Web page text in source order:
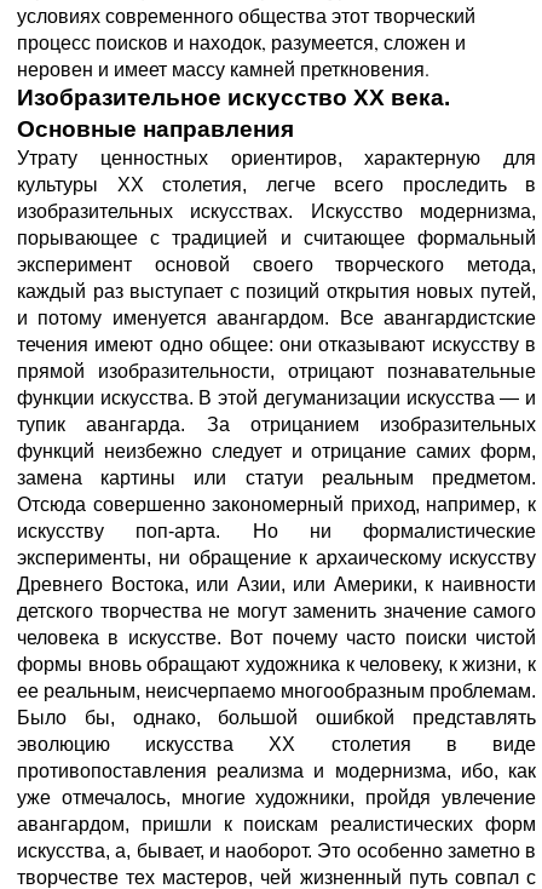
условиях современного общества этот творческий
процесс поисков и находок, разумеется, сложен и
неровен и имеет массу камней преткновения.
Изобразительное искусство XX века.
Основные направления
Утрату ценностных ориентиров, характерную для
культуры
XX
столетия, легче всего проследить в
изобразительных искусствах. Искусство модернизма,
порывающее с традицией и считающее формальный
эксперимент основой своего творческого метода,
каждый раз выступает с позиций открытия новых путей,
и потому именуется авангардом. Все авангардистские
течения имеют одно общее: они отказывают искусству в
прямой изобразительности, отрицают познавательные
функции искусства. В этой дегуманизации искусства — и
тупик авангарда. За отрицанием изобразительных
функций неизбежно следует и отрицание самих форм,
замена картины или статуи реальным предметом.
Отсюда совершенно закономерный приход, например, к
искусству поп-арта. Но ни формалистические
эксперименты, ни обращение к архаическому искусству
Древнего Востока, или Азии, или Америки, к наивности
детского творчества не могут заменить значение самого
человека в искусстве. Вот почему часто поиски чистой
формы вновь обращают художника к человеку, к жизни, к
ее реальным, неисчерпаемо многообразным проблемам.
Было бы, однако, большой ошибкой представлять
эволюцию искусства XX столетия в виде
противопоставления реализма и модернизма, ибо, как
уже отмечалось, многие художники, пройдя увлечение
авангардом, пришли к поискам реалистических форм
искусства, а, бывает, и наоборот. Это особенно заметно в
творчестве тех мастеров, чей жизненный путь совпал с